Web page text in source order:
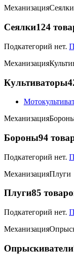
МеханизацияСеялки
Сеялки124
Подкатегорий нет.
Механизация
Культиваторы
Механизация
Бороны94
Подкатегорий нет.
МеханизацияПлуги
Плуги85
Подкатегорий нет.
Механизация
Опрыскиватели